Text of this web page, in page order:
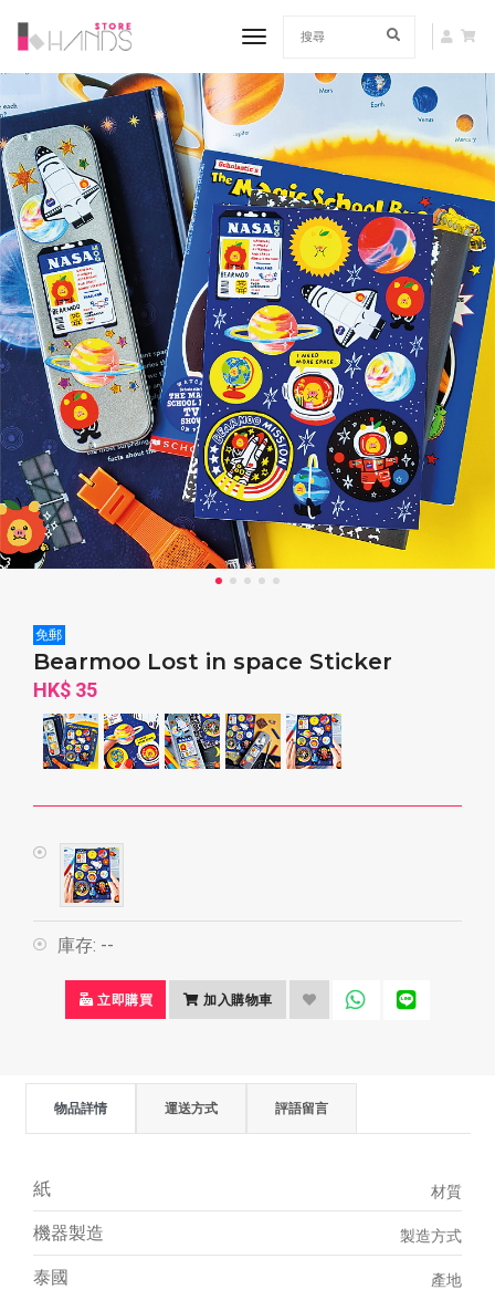
toggle navigation
免郵
Bearmoo Lost in space Sticker
HK$ 35
庫存: --
立即購買 加入購物車
物品詳情 運送方式 評語留言
材質
紙
製造方式
機器製造
產地
泰國